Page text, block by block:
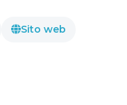
Sito web